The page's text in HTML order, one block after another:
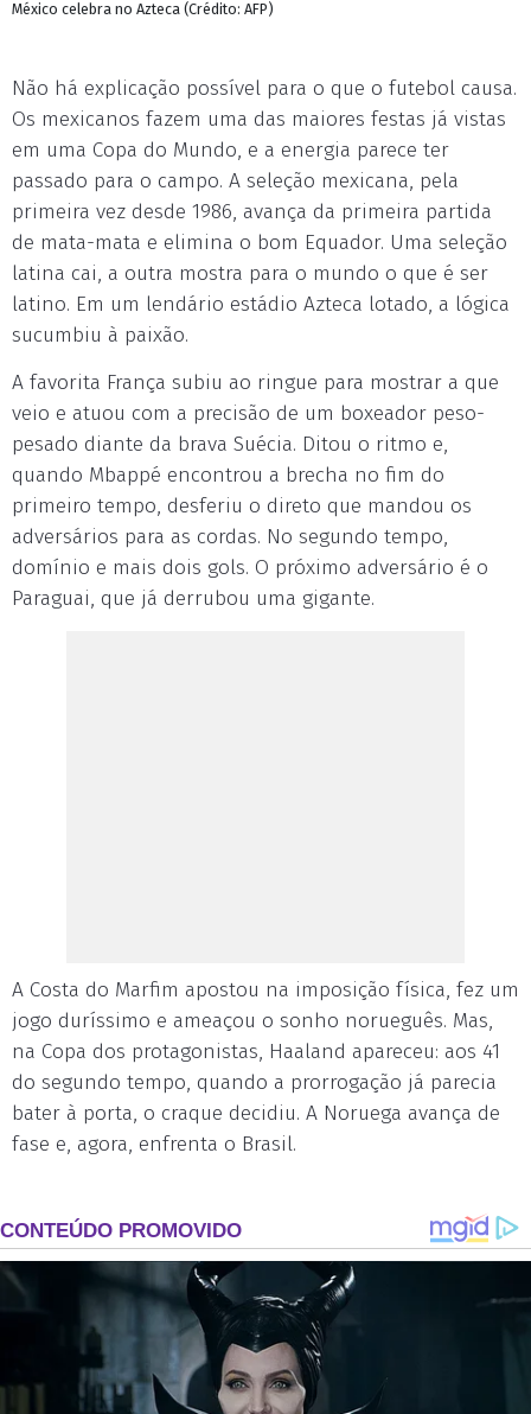
México celebra no Azteca (Crédito: AFP)
Não há explicação possível para o que o futebol causa.
Os mexicanos fazem uma das maiores festas já vistas
em uma Copa do Mundo, e a energia parece ter
passado para o campo. A seleção mexicana, pela
primeira vez desde 1986, avança da primeira partida
de mata-mata e elimina o bom Equador. Uma seleção
latina cai, a outra mostra para o mundo o que é ser
latino. Em um lendário estádio Azteca lotado, a lógica
sucumbiu à paixão.
A favorita França subiu ao ringue para mostrar a que
veio e atuou com a precisão de um boxeador peso-
pesado diante da brava Suécia. Ditou o ritmo e,
quando Mbappé encontrou a brecha no fim do
primeiro tempo, desferiu o direto que mandou os
adversários para as cordas. No segundo tempo,
domínio e mais dois gols. O próximo adversário é o
Paraguai, que já derrubou uma gigante.
A Costa do Marfim apostou na imposição física, fez um
jogo duríssimo e ameaçou o sonho norueguês. Mas,
na Copa dos protagonistas, Haaland apareceu: aos 41
do segundo tempo, quando a prorrogação já parecia
bater à porta, o craque decidiu. A Noruega avança de
fase e, agora, enfrenta o Brasil.